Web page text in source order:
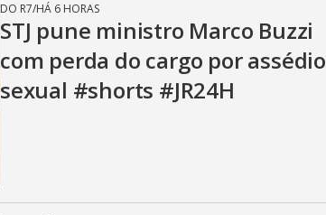
DO R7/HÁ 6 HORAS
STJ pune ministro Marco Buzzi
com perda do cargo por assédio
sexual #shorts #JR24H